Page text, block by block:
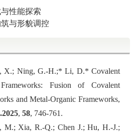
性能探索
与形貌调控
X.; Ning, G.-H.;* Li, D.*Covalent
Fusion of Covalent
and Metal-Organic Frameworks,
2025, 58, 746-761.
M.; Xia, R.-Q.; Chen J.; Hu, H.-J.;